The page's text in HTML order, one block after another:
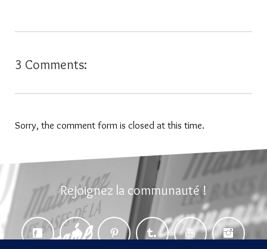
3 Comments:
Sorry, the comment form is closed at this time.
Rejoignez la communauté !